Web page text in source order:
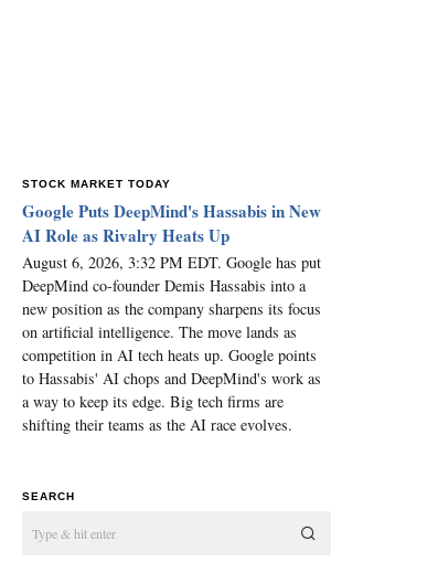
STOCK MARKET TODAY
Google Puts DeepMind's Hassabis in New
AI Role as Rivalry Heats Up
August 6, 2026, 3:32 PM EDT. Google has put
DeepMind co-founder Demis Hassabis into a
new position as the company sharpens its focus
on artificial intelligence. The move lands as
competition in AI tech heats up. Google points
to Hassabis' AI chops and DeepMind's work as
a way to keep its edge. Big tech firms are
shifting their teams as the AI race evolves.
SEARCH